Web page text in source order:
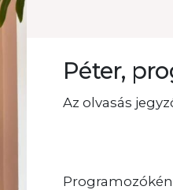
Péter,
Az olvasás